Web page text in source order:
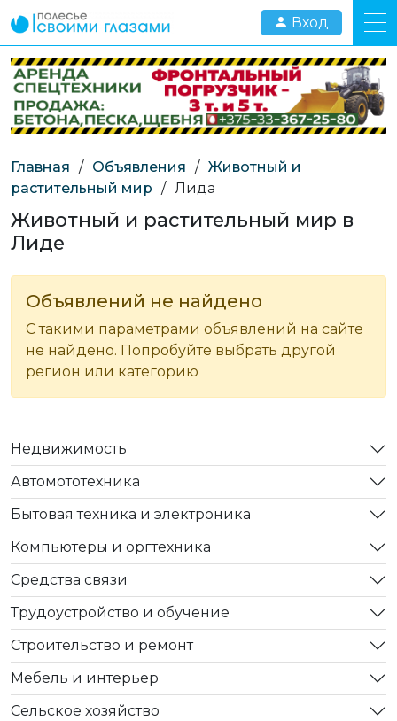
Вход
Главная / Объявления / Животный и
растительный мир / Лида
Животный и растительный мир в
Лиде
Объявлений не найдено
С такими параметрами объявлений на сайте
не найдено. Попробуйте выбрать другой
регион или категорию
Недвижимость
Автомототехника
Бытовая техника и электроника
Компьютеры и оргтехника
Средства связи
Трудоустройство и обучение
Строительство и ремонт
Мебель и интерьер
Сельское хозяйство